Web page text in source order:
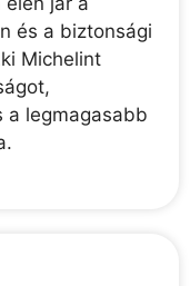
és a biztonsági
Michelint
a legmagasabb